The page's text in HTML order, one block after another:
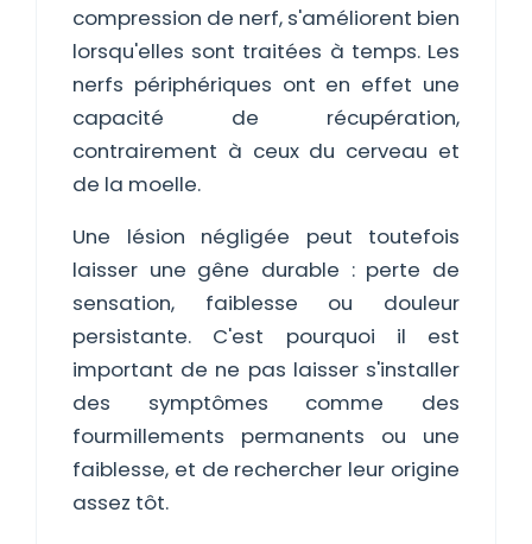
compression de nerf, s'améliorent bien
lorsqu'elles sont traitées à temps. Les
nerfs périphériques ont en effet une
capacité de récupération,
contrairement à ceux du cerveau et
de la moelle.
Une lésion négligée peut toutefois
laisser une gêne durable : perte de
sensation, faiblesse ou douleur
persistante. C'est pourquoi il est
important de ne pas laisser s'installer
des symptômes comme des
fourmillements permanents ou une
faiblesse, et de rechercher leur origine
assez tôt.